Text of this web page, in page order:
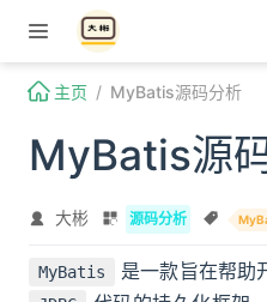
Skip to content
主页 MyBatis源码分析
MyBatis源
大彬 源码分析
MyBatis 是一款旨在帮助